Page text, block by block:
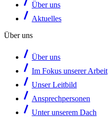
Über uns
Aktuelles
Über uns
Über uns
Im Fokus unserer Arbeit
Unser Leitbild
Ansprechpersonen
Unter unserem Dach